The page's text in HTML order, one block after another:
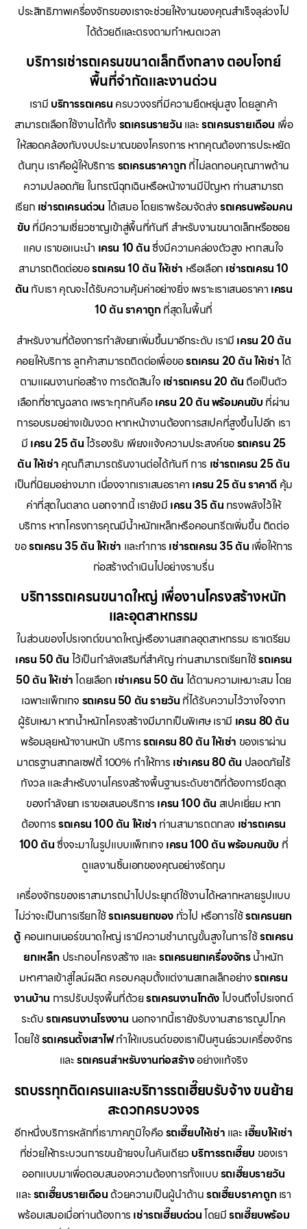
ประสิทธิภาพเครื่องจักรของเราจะช่วยให้งานของคุณสำเร็จลุล่วงไป
ได้ด้วยดีและตรงตามกำหนดเวลา
บริการเช่ารถเครนขนาดเล็กถึงกลาง ตอบโจทย์
พื้นที่จำกัดและงานด่วน
เรามี บริการรถเครน ครบวงจรที่มีความยืดหยุ่นสูง โดยลูกค้า
สามารถเลือกใช้งานได้ทั้ง รถเครนรายวัน และรถเครนรายเดือน เพื่อ
ให้สอดคล้องกับงบประมาณของโครงการ หากคุณต้องการประหยัด
ต้นทุน เราคือผู้ให้บริการ รถเครนราคาถูกที่ไม่ลดทอนคุณภาพด้าน
ความปลอดภัย ในกรณีฉุกเฉินหรือหน้างานมีปัญหา ท่านสามารถ
เรียก เช่ารถเครนด่วน ได้เสมอ โดยเราพร้อมจัดส่งรถเครนพร้อมคน
ขับ ที่มีความเชี่ยวชาญเข้าสู่พื้นที่ทันที สำหรับงานขนาดเล็กหรือซอย
แคบ เราขอแนะนำ เครน 10 ตันซึ่งมีความคล่องตัวสูง หากสนใจ
สามารถติดต่อขอรถเครน 10 ตัน ให้เช่า หรือเลือก เช่ารถเครน 10
ตัน กับเรา คุณจะได้รับความคุ้มค่าอย่างยิ่ง เพราะเราเสนอราคา เครน
10 ตัน ราคาถูกที่สุดในพื้นที่
สำหรับงานที่ต้องการกำลังยกเพิ่มขึ้นมาอีกระดับ เรามี เครน 20 ตัน
คอยให้บริการ ลูกค้าสามารถติดต่อเพื่อขอรถเครน 20 ตัน ให้เช่าได้
ตามแผนงานก่อสร้าง การตัดสินใจ เช่ารถเครน 20 ตัน ถือเป็นตัว
เลือกที่ชาญฉลาด เพราะทุกคันคือเครน 20 ตัน พร้อมคนขับ ที่ผ่าน
การอบรมอย่างเข้มงวด หากหน้างานต้องการสเปคที่สูงขึ้นไปอีก เรา
มี เครน 25 ตันไว้รองรับ เพียงแจ้งความประสงค์ขอรถเครน 25
ตัน ให้เช่า คุณก็สามารถรันงานต่อได้ทันที การ เช่ารถเครน 25 ตัน
เป็นที่นิยมอย่างมาก เนื่องจากเราเสนอราคา เครน 25 ตัน ราคาดี คุ้ม
ค่าที่สุดในตลาด นอกจากนี้ เรายังมี เครน 35 ตัน ทรงพลังไว้ให้
บริการ หากโครงการคุณมีน้ำหนักเหล็กหรือคอนกรีตเพิ่มขึ้น ติดต่อ
ขอรถเครน 35 ตัน ให้เช่า และทำการ เช่ารถเครน 35 ตัน เพื่อให้การ
ก่อสร้างดำเนินไปอย่างราบรื่น
บริการรถเครนขนาดใหญ่ เพื่องานโครงสร้างหนัก
และอุตสาหกรรม
ในส่วนของโปรเจกต์ขนาดใหญ่หรืองานสเกลอุตสาหกรรม เราเตรียม
เครน 50 ตัน ไว้เป็นกำลังเสริมที่สำคัญ ท่านสามารถเรียกใช้รถเครน
50 ตัน ให้เช่าโดยเลือก เช่าเครน 50 ตัน ได้ตามความเหมาะสม โดย
เฉพาะแพ็กเกจ รถเครน 50 ตัน รายวัน ที่ได้รับความไว้วางใจจาก
ผู้รับเหมา หากน้ำหนักโครงสร้างมีมากเป็นพิเศษ เรามี เครน 80 ตัน
พร้อมลุยหน้างานหนัก บริการรถเครน 80 ตัน ให้เช่า ของเราผ่าน
มาตรฐานสากลเซฟตี้ 100% ทำให้การ เช่าเครน 80 ตัน ปลอดภัยไร้
กังวล และสำหรับงานโครงสร้างพื้นฐานระดับชาติที่ต้องการขีดสุด
ของกำลังยก เราขอเสนอบริการ เครน 100 ตัน สเปคเยี่ยม หาก
ต้องการรถเครน 100 ตัน ให้เช่า ท่านสามารถตกลง เช่ารถเครน
100 ตันซึ่งจะมาในรูปแบบแพ็กเกจ เครน 100 ตัน พร้อมคนขับ ที่
ดูแลงานชิ้นเอกของคุณอย่างรัดกุม
เครื่องจักรของเราสามารถนำไปประยุกต์ใช้งานได้หลากหลายรูปแบบ
ไม่ว่าจะเป็นการเรียกใช้รถเครนยกของ ทั่วไป หรือการใช้รถเครนยก
ตู้ คอนเทนเนอร์ขนาดใหญ่ เรามีความชำนาญขั้นสูงในการใช้รถเครน
ยกเหล็ก ประกอบโครงสร้าง และรถเครนยกเครื่องจักรน้ำหนัก
มหาศาลเข้าสู่ไลน์ผลิต ครอบคลุมตั้งแต่งานสเกลเล็กอย่างรถเครน
งานบ้าน การปรับปรุงพื้นที่ด้วยรถเครนงานโกดังไปจนถึงโปรเจกต์
ระดับรถเครนงานโรงงาน นอกจากนี้เรายังรับงานสาธารณูปโภค
โดยใช้รถเครนตั้งเสาไฟทำให้แบรนด์ของเราเป็นศูนย์รวมเครื่องจักร
และรถเครนสำหรับงานก่อสร้างอย่างแท้จริง
รถบรรทุกติดเครนและบริการรถเฮี๊ยบรับจ้าง ขนย้าย
สะดวกครบวงจร
อีกหนึ่งบริการหลักที่เราภาคภูมิใจคือรถเฮี๊ยบให้เช่า และ เฮี๊ยบให้เช่า
ที่ช่วยให้กระบวนการขนย้ายจบในคันเดียว บริการรถเฮี๊ยบ ของเรา
ออกแบบมาเพื่อตอบสนองความต้องการทั้งแบบรถเฮี๊ยบรายวัน
และรถเฮี๊ยบรายเดือน ด้วยความเป็นผู้นำด้านรถเฮี๊ยบราคาถูกเรา
พร้อมเสมอเมื่อท่านต้องการ เช่ารถเฮี๊ยบด่วนโดยมีรถเฮี๊ยบพร้อม